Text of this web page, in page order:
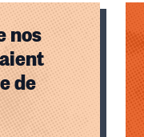
nos
de